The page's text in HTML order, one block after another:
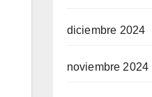
diciembre 2024
noviembre 2024